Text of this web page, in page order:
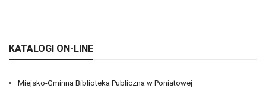
KATALOGI ON-LINE
Miejsko-Gminna Biblioteka Publiczna w Poniatowej